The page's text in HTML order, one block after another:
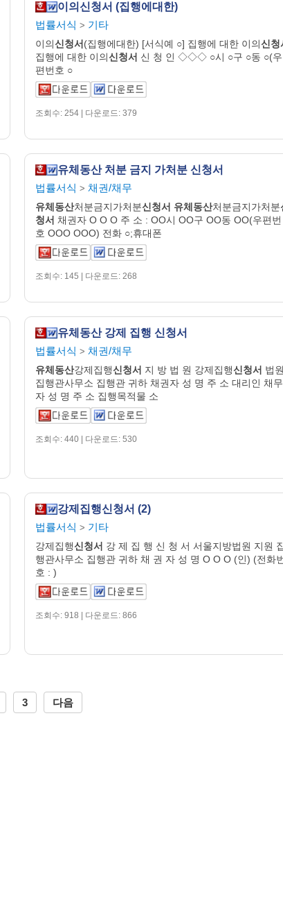
이의신청서 (집행에대한)
법률서식 > 기타
이의신청서(집행에대한) [서식예 ○] 집행에 대한 이의신청
집행에 대한 이의신청서 신 청 인 ◇◇◇ ○시 ○구 ○동 ○(우
편번호 ○
조회수: 254 | 다운로드: 379
유체동산 처분 금지 가처분 신청서
법률서식 > 채권/채무
유체동산처분금지가처분신청서 유체동산처분금지가처분
청서 채권자 O O O 주 소 : OO시 OO구 OO동 OO(우편번
호 OOO OOO) 전화 ○;휴대폰
조회수: 145 | 다운로드: 268
유체동산 강제 집행 신청서
법률서식 > 채권/채무
유체동산강제집행신청서 지 방 법 원 강제집행신청서 법원
집행관사무소 집행관 귀하 채권자 성 명 주 소 대리인 채무
자 성 명 주 소 집행목적물 소
조회수: 440 | 다운로드: 530
강제집행신청서 (2)
법률서식 > 기타
강제집행신청서 강 제 집 행 신 청 서 서울지방법원 지원
행관사무소 집행관 귀하 채 권 자 성 명 O O O (인) (전화
호 : )
조회수: 918 | 다운로드: 866
3 다음